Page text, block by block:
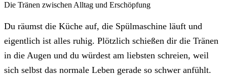
Die Tränen zwischen Alltag und Erschöpfung
Du räumst die Küche auf, die Spülmaschine läuft und
eigentlich ist alles ruhig. Plötzlich schießen dir die Tränen
in die Augen und du würdest am liebsten schreien, weil
sich selbst das normale Leben gerade so schwer anfühlt.